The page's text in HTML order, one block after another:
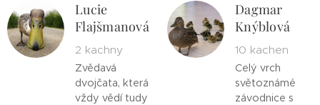
Lucie
Flajšmanová
2 kachny
Zvědavá
dvojčata, která
vždy vědí tudy
Dagmar
Knýblová
10 kachen
Celý vrch
světoznámé
závodnice s